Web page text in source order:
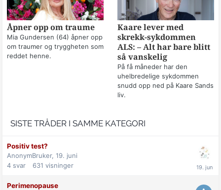
Åpner opp om traume
Mia Gundersen (64) åpner opp
om traumer og tryggheten som
reddet henne.
Kaare lever med
skrekk-sykdommen
ALS: – Alt har bare blitt
så vanskelig
På få måneder har den
uhelbredelige sykdommen
snudd opp ned på Kaare Sands
liv.
SISTE TRÅDER I SAMME KATEGORI
Positiv test?
AnonymBruker, 19. juni
4 svar 631 visninger
Perimenopause